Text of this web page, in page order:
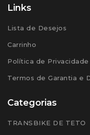
Links
Lista de Desejos
Carrinho
Política de Privacidade
Termos de Garantia e
Categorias
TRANSBIKE DE TETO